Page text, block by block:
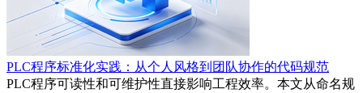
PLC程序标准化实践：从个人风格到团队协作的代码规范
PLC程序可读性和可维护性直接影响工程效率。本文从命名规